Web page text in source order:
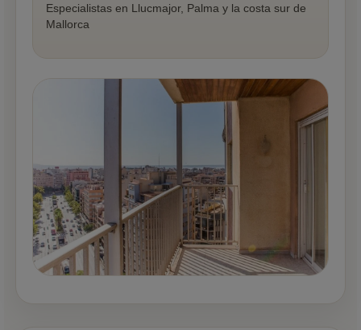
Especialistas en Llucmajor, Palma y la costa sur de
Mallorca